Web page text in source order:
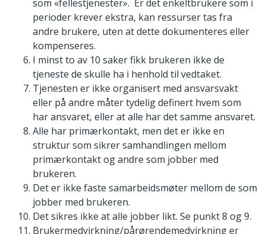
som «fellestjenester». Er det enkeltbrukere som i
perioder krever ekstra, kan ressurser tas fra
andre brukere, uten at dette dokumenteres eller
kompenseres.
I minst to av 10 saker fikk brukeren ikke de
tjeneste de skulle ha i henhold til vedtaket.
Tjenesten er ikke organisert med ansvarsvakt
eller på andre måter tydelig definert hvem som
har ansvaret, eller at alle har det samme ansvaret.
Alle har primærkontakt, men det er ikke en
struktur som sikrer samhandlingen mellom
primærkontakt og andre som jobber med
brukeren.
Det er ikke faste samarbeidsmøter mellom de som
jobber med brukeren.
Det sikres ikke at alle jobber likt. Se punkt 8 og 9.
Brukermedvirkning/pårørendemedvirkning er